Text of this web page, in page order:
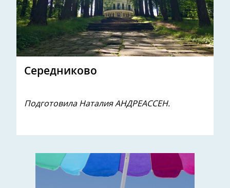
Середниково
Подготовила Наталия АНДРЕАССЕН.